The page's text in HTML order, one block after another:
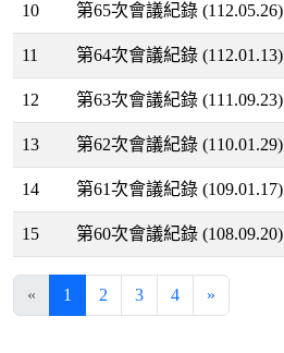
10 第65次會議紀錄 (112.05.26)
11 第64次會議紀錄 (112.01.13)
12 第63次會議紀錄 (111.09.23)
13 第62次會議紀錄 (110.01.29)
14 第61次會議紀錄 (109.01.17)
15 第60次會議紀錄 (108.09.20)
« 1 2 3 4 »